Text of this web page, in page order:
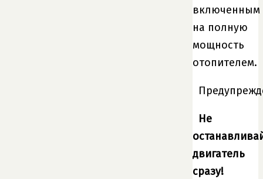
включенным
на полную
мощность
отопителем.
Не
двигатель
сразу!